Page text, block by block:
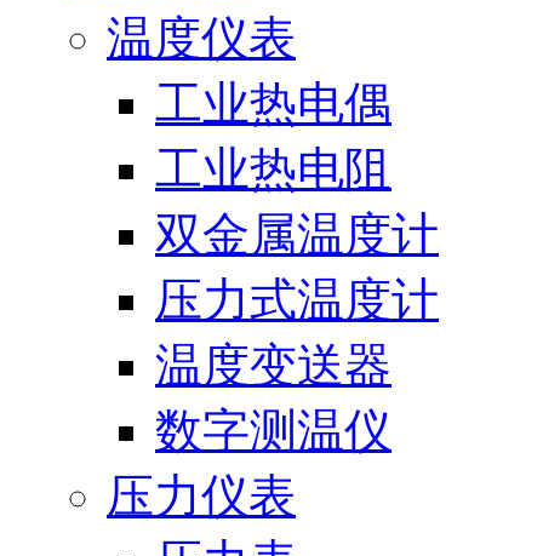
温度仪表
工业热电偶
工业热电阻
双金属温度计
压力式温度计
温度变送器
数字测温仪
压力仪表